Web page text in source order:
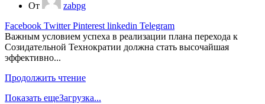
От
zabpg
Facebook Twitter Pinterest linkedin Telegram
Важным условием успеха в реализации плана перехода к
Созидательной Технократии должна стать высочайшая
эффективно...
Продолжить чтение
Показать ещеЗагрузка...